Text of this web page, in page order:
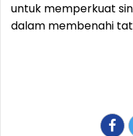
untuk memperkuat
dalam membenahi